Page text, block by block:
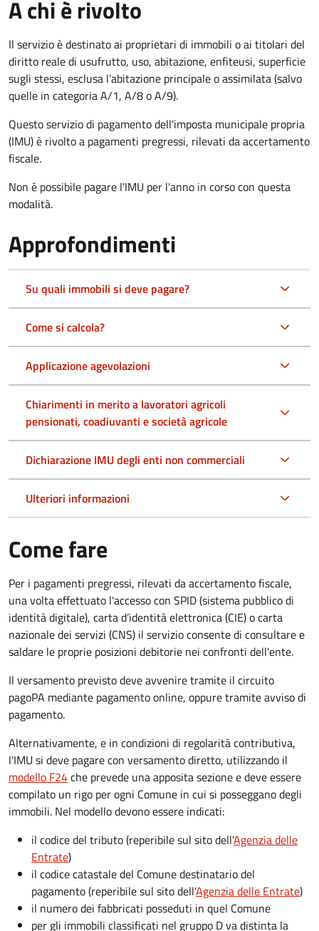
A chi è rivolto
Il servizio è destinato ai proprietari di immobili o ai titolari del
diritto reale di usufrutto, uso, abitazione, enfiteusi, superficie
sugli stessi, esclusa l’abitazione principale o assimilata (salvo
quelle in categoria A/1, A/8 o A/9).
Questo servizio di pagamento dell'imposta municipale propria
(IMU) è rivolto a pagamenti pregressi, rilevati da accertamento
fiscale.
Non è possibile pagare l'IMU per l'anno in corso con questa
modalità.
Approfondimenti
Su quali immobili si deve pagare?
Come si calcola?
Applicazione agevolazioni
Chiarimenti in merito a lavoratori agricoli
pensionati, coadiuvanti e società agricole
Dichiarazione IMU degli enti non commerciali
Ulteriori informazioni
Come fare
Per i pagamenti pregressi, rilevati da accertamento fiscale,
una volta effettuato l'accesso con SPID (sistema pubblico di
identità digitale), carta d’identità elettronica (CIE) o carta
nazionale dei servizi (CNS) il servizio consente di consultare e
saldare le proprie posizioni debitorie nei confronti dell'ente.
Il versamento previsto deve avvenire tramite il circuito
pagoPA mediante pagamento online, oppure tramite avviso di
pagamento.
Alternativamente, e in condizioni di regolarità contributiva,
l'IMU si deve pagarecon versamento diretto, utilizzando il
modello F24che prevede una apposita sezione e deve essere
compilato un rigo per ogni Comune in cui si posseggano degli
immobili. Nel modello devono essere indicati:
il codice del tributo(reperibile sul sito dell'Agenzia delle
Entrate)
il codice catastale del Comunedestinatario del
pagamento (reperibile sul sito dell'Agenzia delle Entrate)
il numero dei fabbricati posseduti in quel Comune
per gli immobili classificati nel gruppo D va distinta la